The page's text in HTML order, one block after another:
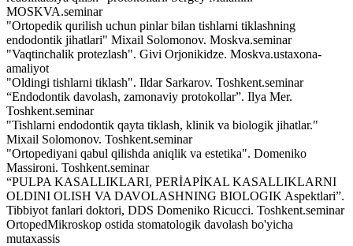
MOSKVA.seminar
"Ortopedik qurilish uchun pinlar bilan tishlarni tiklashning
endodontik jihatlari" Mixail Solomonov. Moskva.seminar
"Vaqtinchalik protezlash". Givi Orjonikidze. Moskva.ustaxona-
amaliyot
"Oldingi tishlarni tiklash". Ildar Sarkarov. Toshkent.seminar
“Endodontik davolash, zamonaviy protokollar”. Ilya Mer.
Toshkent.seminar
"Tishlarni endodontik qayta tiklash, klinik va biologik jihatlar."
Mixail Solomonov. Toshkent.seminar
"Ortopediyani qabul qilishda aniqlik va estetika". Domeniko
Massironi. Toshkent.seminar
“PULPA KASALLIKLARI, PERİAPİKAL KASALLIKLARNI
OLDINI OLISH VA DAVOLASHNING BIOLOGIK Aspektlari”.
Tibbiyot fanlari doktori, DDS Domeniko Ricucci. Toshkent.seminar
OrtopedMikroskop ostida stomatologik davolash bo'yicha
mutaxassis